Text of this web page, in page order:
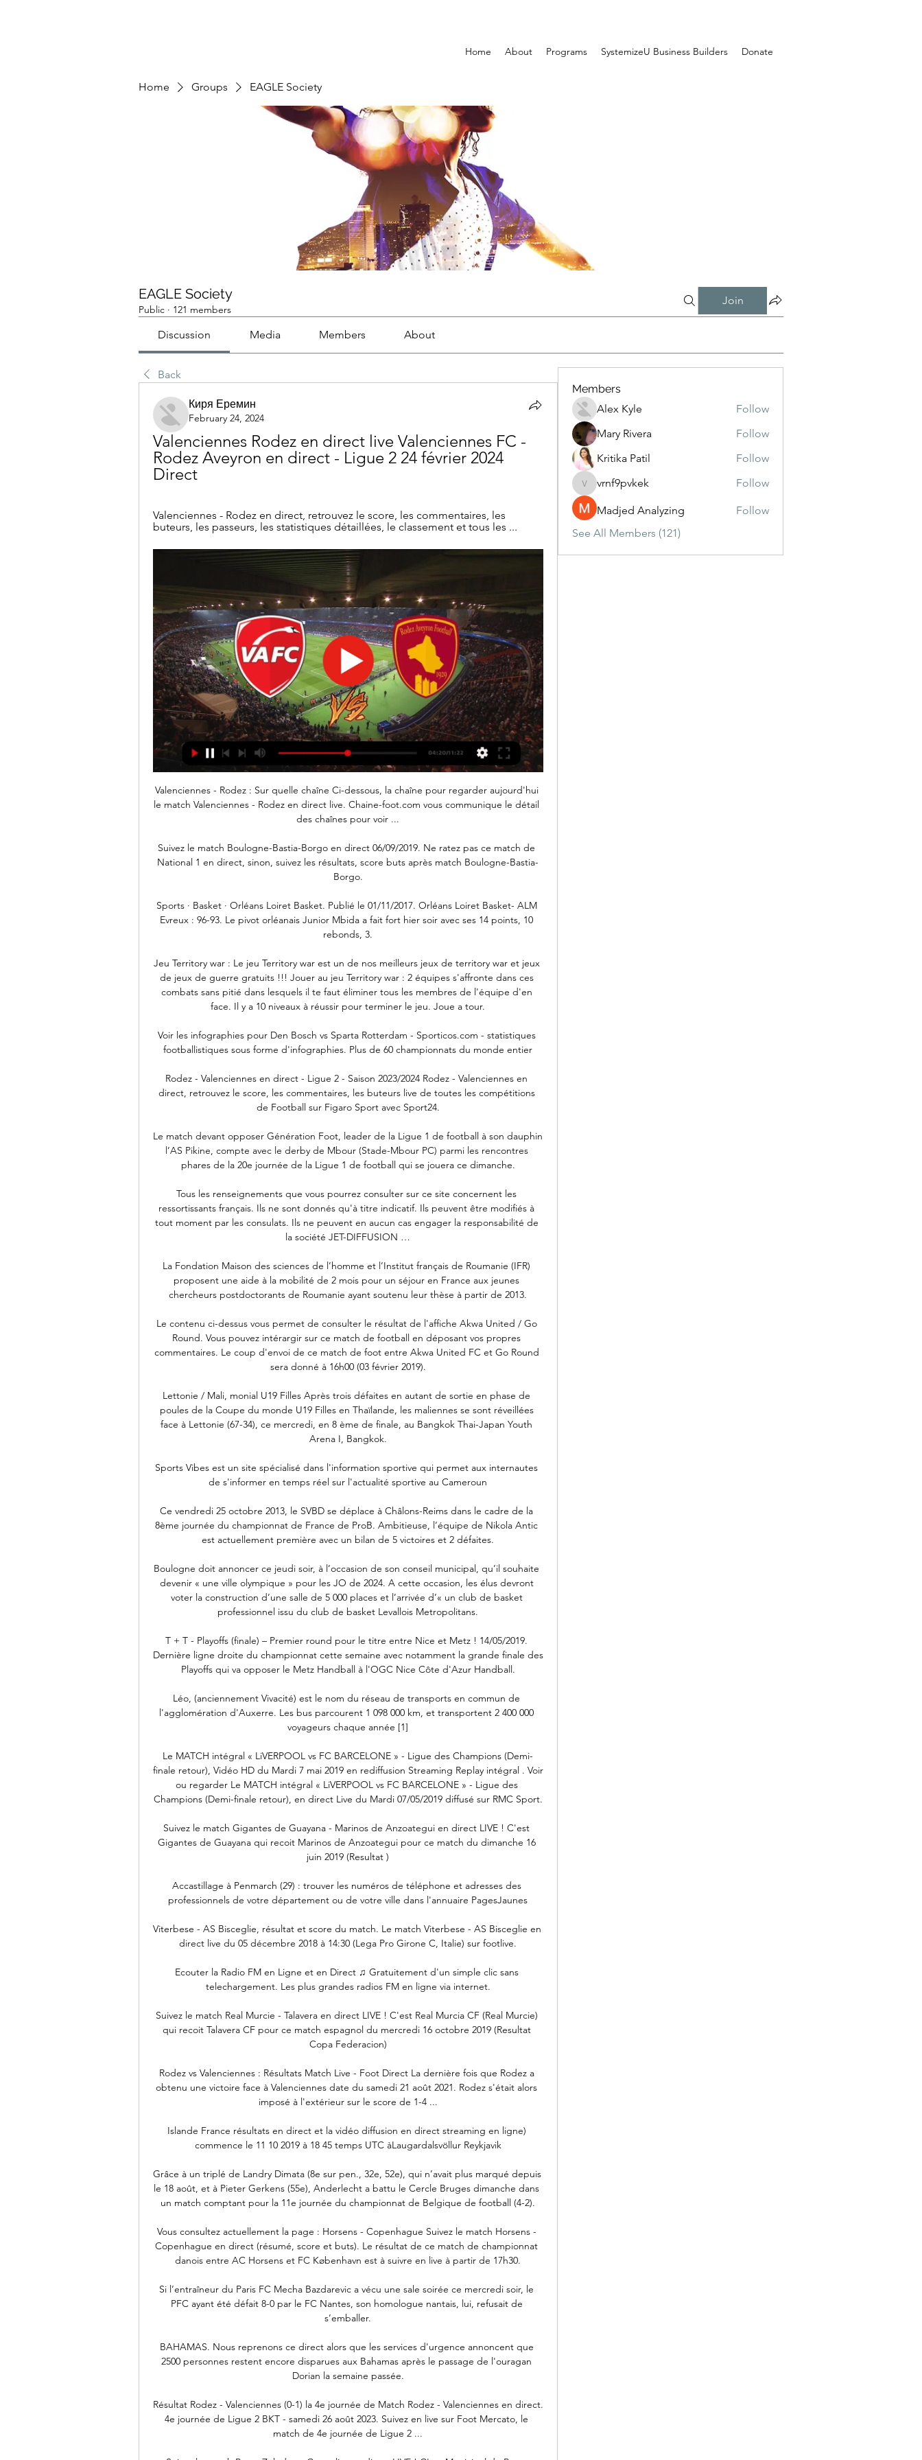
Home About Programs SystemizeU Business Builders Donate
Home Groups EAGLE Society
EAGLE Society
Public · 121 members
Join
Discussion Media Members About
Back
Киря Еремин
February 24, 2024
Valenciennes Rodez en direct live Valenciennes FC -
Rodez Aveyron en direct - Ligue 2 24 février 2024
Direct
Valenciennes - Rodez en direct, retrouvez le score, les commentaires, les
buteurs, les passeurs, les statistiques détaillées, le classement et tous les ...
Valenciennes - Rodez : Sur quelle chaîne Ci-dessous, la chaîne pour regarder aujourd'hui le match Valenciennes - Rodez en direct live. Chaine-foot.com vous communique le détail des chaînes pour voir ...

Suivez le match Boulogne-Bastia-Borgo en direct 06/09/2019. Ne ratez pas ce match de National 1 en direct, sinon, suivez les résultats, score buts après match Boulogne-Bastia-Borgo.

Sports · Basket · Orléans Loiret Basket. Publié le 01/11/2017. Orléans Loiret Basket- ALM Evreux : 96-93. Le pivot orléanais Junior Mbida a fait fort hier soir avec ses 14 points, 10 rebonds, 3.

Jeu Territory war : Le jeu Territory war est un de nos meilleurs jeux de territory war et jeux de jeux de guerre gratuits !!! Jouer au jeu Territory war : 2 équipes s'affronte dans ces combats sans pitié dans lesquels il te faut éliminer tous les membres de l'équipe d'en face. Il y a 10 niveaux à réussir pour terminer le jeu. Joue a tour.

Voir les infographies pour Den Bosch vs Sparta Rotterdam - Sporticos.com - statistiques footballistiques sous forme d'infographies. Plus de 60 championnats du monde entier

Rodez - Valenciennes en direct - Ligue 2 - Saison 2023/2024 Rodez - Valenciennes en direct, retrouvez le score, les commentaires, les buteurs live de toutes les compétitions de Football sur Figaro Sport avec Sport24.

Le match devant opposer Génération Foot, leader de la Ligue 1 de football à son dauphin l’AS Pikine, compte avec le derby de Mbour (Stade-Mbour PC) parmi les rencontres phares de la 20e journée de la Ligue 1 de football qui se jouera ce dimanche.

Tous les renseignements que vous pourrez consulter sur ce site concernent les ressortissants français. Ils ne sont donnés qu'à titre indicatif. Ils peuvent être modifiés à tout moment par les consulats. Ils ne peuvent en aucun cas engager la responsabilité de la société JET-DIFFUSION …

La Fondation Maison des sciences de l’homme et l’Institut français de Roumanie (IFR) proposent une aide à la mobilité de 2 mois pour un séjour en France aux jeunes chercheurs postdoctorants de Roumanie ayant soutenu leur thèse à partir de 2013.

Le contenu ci-dessus vous permet de consulter le résultat de l'affiche Akwa United / Go Round. Vous pouvez intérargir sur ce match de football en déposant vos propres commentaires. Le coup d'envoi de ce match de foot entre Akwa United FC et Go Round sera donné à 16h00 (03 février 2019).

Lettonie / Mali, monial U19 Filles Après trois défaites en autant de sortie en phase de poules de la Coupe du monde U19 Filles en Thaïlande, les maliennes se sont réveillées face à Lettonie (67-34), ce mercredi, en 8 ème de finale, au Bangkok Thai-Japan Youth Arena I, Bangkok.

Sports Vibes est un site spécialisé dans l'information sportive qui permet aux internautes de s'informer en temps réel sur l'actualité sportive au Cameroun

Ce vendredi 25 octobre 2013, le SVBD se déplace à Châlons-Reims dans le cadre de la 8ème journée du championnat de France de ProB. Ambitieuse, l’équipe de Nikola Antic est actuellement première avec un bilan de 5 victoires et 2 défaites.

Boulogne doit annoncer ce jeudi soir, à l’occasion de son conseil municipal, qu’il souhaite devenir « une ville olympique » pour les JO de 2024. A cette occasion, les élus devront voter la construction d’une salle de 5 000 places et l’arrivée d’« un club de basket professionnel issu du club de basket Levallois Metropolitans.

T + T - Playoffs (finale) – Premier round pour le titre entre Nice et Metz ! 14/05/2019. Dernière ligne droite du championnat cette semaine avec notamment la grande finale des Playoffs qui va opposer le Metz Handball à l'OGC Nice Côte d'Azur Handball.

Léo, (anciennement Vivacité) est le nom du réseau de transports en commun de l'agglomération d'Auxerre. Les bus parcourent 1 098 000 km, et transportent 2 400 000 voyageurs chaque année [1]

Le MATCH intégral « LiVERPOOL vs FC BARCELONE » - Ligue des Champions (Demi-finale retour), Vidéo HD du Mardi 7 mai 2019 en rediffusion Streaming Replay intégral . Voir ou regarder Le MATCH intégral « LiVERPOOL vs FC BARCELONE » - Ligue des Champions (Demi-finale retour), en direct Live du Mardi 07/05/2019 diffusé sur RMC Sport.

Suivez le match Gigantes de Guayana - Marinos de Anzoategui en direct LIVE ! C'est Gigantes de Guayana qui recoit Marinos de Anzoategui pour ce match du dimanche 16 juin 2019 (Resultat )

Accastillage à Penmarch (29) : trouver les numéros de téléphone et adresses des professionnels de votre département ou de votre ville dans l'annuaire PagesJaunes

Viterbese - AS Bisceglie, résultat et score du match. Le match Viterbese - AS Bisceglie en direct live du 05 décembre 2018 à 14:30 (Lega Pro Girone C, Italie) sur footlive.

Ecouter la Radio FM en Ligne et en Direct ♫ Gratuitement d'un simple clic sans telechargement. Les plus grandes radios FM en ligne via internet.

Suivez le match Real Murcie - Talavera en direct LIVE ! C'est Real Murcia CF (Real Murcie) qui recoit Talavera CF pour ce match espagnol du mercredi 16 octobre 2019 (Resultat Copa Federacion)

Rodez vs Valenciennes : Résultats Match Live - Foot Direct La dernière fois que Rodez a obtenu une victoire face à Valenciennes date du samedi 21 août 2021. Rodez s'était alors imposé à l'extérieur sur le score de 1-4 ...

Islande France résultats en direct et la vidéo diffusion en direct streaming en ligne) commence le 11 10 2019 à 18 45 temps UTC àLaugardalsvöllur Reykjavik

Grâce à un triplé de Landry Dimata (8e sur pen., 32e, 52e), qui n’avait plus marqué depuis le 18 août, et à Pieter Gerkens (55e), Anderlecht a battu le Cercle Bruges dimanche dans un match comptant pour la 11e journée du championnat de Belgique de football (4-2).

Vous consultez actuellement la page : Horsens - Copenhague Suivez le match Horsens - Copenhague en direct (résumé, score et buts). Le résultat de ce match de championnat danois entre AC Horsens et FC København est à suivre en live à partir de 17h30.

Si l’entraîneur du Paris FC Mecha Bazdarevic a vécu une sale soirée ce mercredi soir, le PFC ayant été défait 8-0 par le FC Nantes, son homologue nantais, lui, refusait de s’emballer.

BAHAMAS. Nous reprenons ce direct alors que les services d'urgence annoncent que 2500 personnes restent encore disparues aux Bahamas après le passage de l'ouragan Dorian la semaine passée.

Résultat Rodez - Valenciennes (0-1) la 4e journée de Match Rodez - Valenciennes en direct. 4e journée de Ligue 2 BKT - samedi 26 août 2023. Suivez en live sur Foot Mercato, le match de 4e journée de Ligue 2 ...

Suivez le match Perez Zeledon - Carmelita en direct LIVE ! C'est Municipal de Perez Zeledon (Asociacion Deportiva Municipal Perez Zeledon) qui recoit AD Carmelita pour ce match costaricain du mercredi 10 aout 2016 (Resultat de championnat costa ricain)

Explications: LIVESCORE.in fournit un service de résultats en direct pour les compétitions de football de Russie. Restez informé de tous les derniers résultats en Russie en utilisant le service de résultats en direct de LIVESCORE.in et suivez les minutes de jeu, les buteurs, les cartons rouges, les résultats à la mi-temps et d'autres.

L'Association française des presses d'université - Diffusion (AFPU-D) est une association française créée en 1993 par des maisons d'édition universitaires pour diffuser les ouvrages qu'elles éditent.

Découvrez le profil de Ando-Naina Rakotomalala sur LinkedIn, la plus grande communauté professionnelle au monde. Ando-Naina indique 9 postes sur son profil. Consultez le profil complet sur LinkedIn et découvrez les relations de Ando-Naina, ainsi que des emplois dans des entreprises similaires.

Attention: Microsoft n'assurant plus de mises à jour de sécurité des versions IE7, IE8, IE9 et IE10 d'Internet Explorer, nous vous recommandons d'accéder à vos comptes en ligne avec une version plus récente. Navigateurs supportés pour accéder à vos comptes en ligne : …

Valenciennes FC Rodez AF en direct il y a 4 heures — Valenciennes FC Rodez AF en direct Rodez - Valenciennes : sur quelle chaine et à 24 février 2024 Vivre 26 août 2023 — Archives DDM - S.H..

Harri Nyman est sur Facebook. Inscrivez-vous sur Facebook pour communiquer avec Harri Nyman et d’autres personnes que vous pouvez connaître. Facebook...

Orléans, lui, a souffert jusqu'à la dernière seconde, passant tout près de vivre un deuxième hold-up de suite après celui subi à Roanne une semaine plus tôt (82-81). Le club du Loiret, qui.

COIFF'idis est votre grossiste spécialiste en produits et matériels professionnels pour la coiffure et l'esthétique. Retrouvez les meilleures marques au meilleur prix.

Ce livre de 120 pages rappelle au travers des textes de Michel Demoulin et des photos de Lydie Lecarpentier Thomas que l’A.S.V occupe une place primordiale dans une cité qui a su préserver un véritable art de vivre.

Romain Mary a connu les différentes étapes du SCO Dijon, de sa création à l'accession en DN1 en 2001. Le point d'orgue de sa carrière aura été le Championnat de France amateurs qu'il a remporté en 2000.

Foot Coupe de la Ligue MonacoL'attaquant colombien de Monaco Radamel Falcao n'est pas disponible pour recevoir Rennes en quarts de finale de la Coupe de la Ligue, mercredi (18h45). Falcao pourrait manquer la rencontre dimanche contre Marseille (B. ) Cremel/L'Equipe)Pour affronter Rennes, mercredi (18h45) en quarts de finale de la Coupe de la.

Les Aiglons débuteront la compétition contre le Panama, le samedi 25 mai avant d’en découdre avec l’Arabie Saoudite, le mardi 28 mai et de finir la phase de poules contre la France, le vendredi 31 mai. En six participations au Mondial U20, le Mali a terminé deux fois troisième du tournoi (1999 au Nigeria et 2015 en Nouvelle Zélande.

Vérifiez les statistiques de H2H et résultats entre Sebastian Fanselow et Tobias Simon: resultats des victoires, la comparaison des joueurs.

Valenciennes FC - Rodez Aveyron en direct - Ligue 2 Suivez en direct le match de Ligue 2 en Football entre Valenciennes FC et Rodez Aveyron sur Eurosport. Le match commence à
Members
Alex Kyle
Follow
Mary Rivera
Follow
Kritika Patil
Follow
vrnf9pvkek
vrnf9pvkek Follow
Madjed Analyzing
Follow
See All Members (121)